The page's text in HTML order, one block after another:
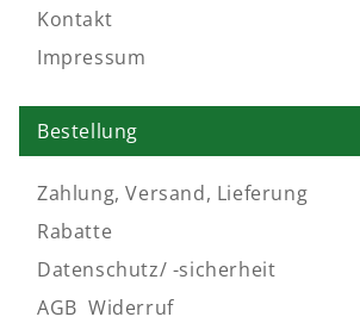
Kontakt
Impressum
Bestellung
Zahlung, Versand, Lieferung
Rabatte
Datenschutz/ -sicherheit
AGB ,Widerruf